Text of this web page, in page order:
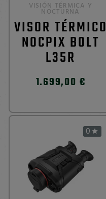
VISIÓN TÉRMICA Y
NOCTURNA
VISOR TÉRMICO
NOCPIX BOLT
L35R
1.699,00 €
0 